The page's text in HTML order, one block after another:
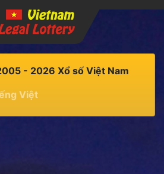
- 2026 Xổ số Việt Nam
Việt